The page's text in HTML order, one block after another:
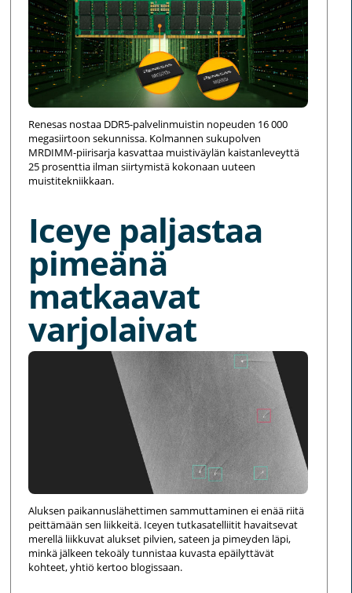
Renesas nostaa DDR5-palvelinmuistin nopeuden 16 000
megasiirtoon sekunnissa. Kolmannen sukupolven
MRDIMM-piirisarja kasvattaa muistiväylän kaistanleveyttä
25 prosenttia ilman siirtymistä kokonaan uuteen
muistitekniikkaan.
Iceye paljastaa
pimeänä
matkaavat
varjolaivat
Aluksen paikannuslähettimen sammuttaminen ei enää riitä
peittämään sen liikkeitä. Iceyen tutkasatelliitit havaitsevat
merellä liikkuvat alukset pilvien, sateen ja pimeyden läpi,
minkä jälkeen tekoäly tunnistaa kuvasta epäilyttävät
kohteet, yhtiö kertoo blogissaan.